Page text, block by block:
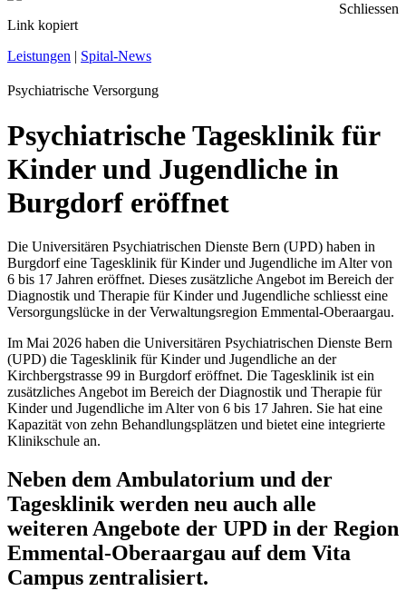
Link kopiert
Schliessen
Leistungen | Spital-News
Psychiatrische Versorgung
Psychiatrische Tagesklinik für
Kinder und Jugendliche in
Burgdorf eröffnet
Die Universitären Psychiatrischen Dienste Bern (UPD) haben in
Burgdorf eine Tagesklinik für Kinder und Jugendliche im Alter von
6 bis 17 Jahren eröffnet. Dieses zusätzliche Angebot im Bereich der
Diagnostik und Therapie für Kinder und Jugendliche schliesst eine
Versorgungslücke in der Verwaltungsregion Emmental-Oberaargau.
Im Mai 2026 haben die Universitären Psychiatrischen Dienste Bern
(UPD) die Tagesklinik für Kinder und Jugendliche an der
Kirchbergstrasse 99 in Burgdorf eröffnet. Die Tagesklinik ist ein
zusätzliches Angebot im Bereich der Diagnostik und Therapie für
Kinder und Jugendliche im Alter von 6 bis 17 Jahren. Sie hat eine
Kapazität von zehn Behandlungsplätzen und bietet eine integrierte
Klinikschule an.
Neben dem Ambulatorium und der
Tagesklinik werden neu auch alle
weiteren Angebote der UPD in der Region
Emmental-Oberaargau auf dem Vita
Campus zentralisiert.